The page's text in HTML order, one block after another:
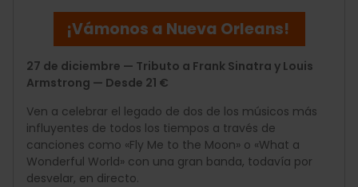
¡Vámonos a Nueva Orleans!
27 de diciembre — Tributo a Frank Sinatra y Louis
Armstrong — Desde 21 €
Ven a celebrar el legado de dos de los músicos más
influyentes de todos los tiempos a través de
canciones como «Fly Me to the Moon» o «What a
Wonderful World» con una gran banda, todavía por
desvelar, en directo.